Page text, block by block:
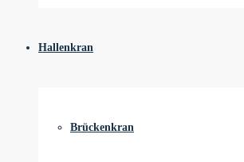
Hallenkran
Brückenkran